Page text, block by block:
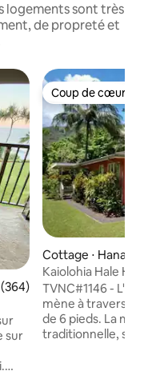
logements sont très
de propreté et
moyenne sur la
sur
Coup de cœur
Coup de cœur
Cottage ⋅ Hanalei
Kaiolohia Hale
Beach
TVNC#1146 - L'entrée fermée vous
mène à travers
de 6 pieds. La maison de style hawaïen
traditionnelle,